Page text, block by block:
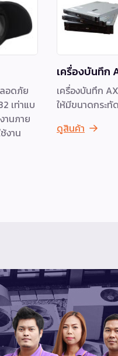
อดภัย
เท่าแบ
านภาย
งาน
เครื่องบันทึก
เครื่องบันทึก
ให้มีขนาดกระทั
ดูสินค้า